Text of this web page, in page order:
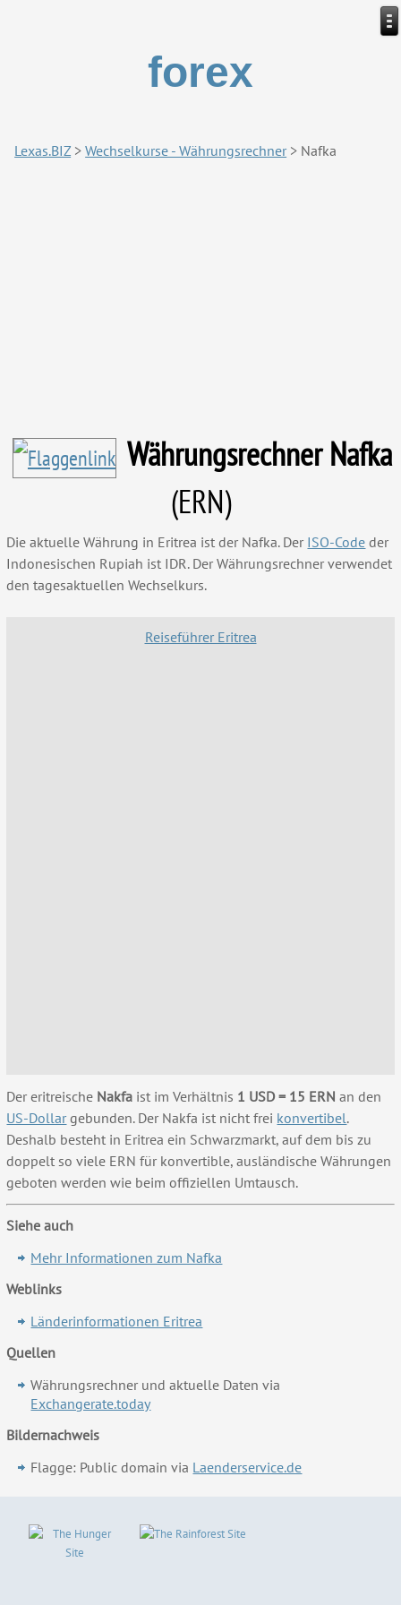
forex
Lexas.BIZ >Wechselkurse - Währungsrechner> Nafka
Währungsrechner Nafka
(ERN)
Die aktuelle Währung in Eritrea ist der Nafka. Der ISO-Code der
Indonesischen Rupiah ist IDR. Der Währungsrechner verwendet
den tagesaktuellen Wechselkurs.
Reiseführer Eritrea
Der eritreische Nakfa ist im Verhältnis 1 USD = 15 ERN an den
US-Dollargebunden. Der Nakfa ist nicht frei konvertibel.
Deshalb besteht in Eritrea ein Schwarzmarkt, auf dem bis zu
doppelt so viele ERN für konvertible, ausländische Währungen
geboten werden wie beim offiziellen Umtausch.
Siehe auch
Mehr Informationen zum Nafka
Weblinks
Länderinformationen Eritrea
Quellen
Währungsrechner und aktuelle Daten via
Exchangerate.today
Bildernachweis
Flagge: Public domain via Laenderservice.de